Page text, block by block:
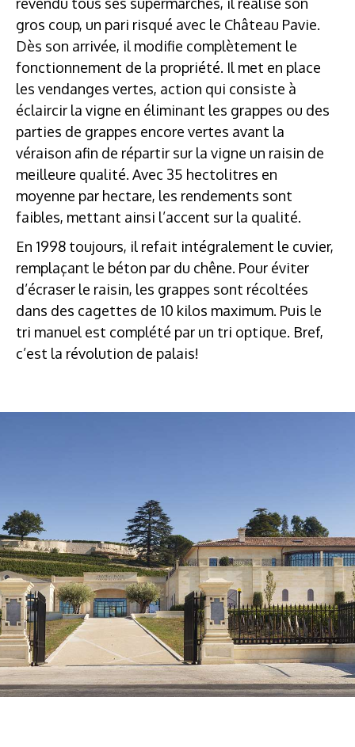
gros coup, un pari risqué avec le Château Pavie.
Dès son arrivée, il modifie complètement le
fonctionnement de la propriété. Il met en place
les vendanges vertes, action qui consiste à
éclaircir la vigne en éliminant les grappes ou des
parties de grappes encore vertes avant la
véraison afin de répartir sur la vigne un raisin de
meilleure qualité. Avec 35 hectolitres en
moyenne par hectare, les rendements sont
faibles, mettant ainsi l’accent sur la qualité.
En 1998 toujours, il refait intégralement le cuvier,
remplaçant le béton par du chêne. Pour éviter
d’écraser le raisin, les grappes sont récoltées
dans des cagettes de 10 kilos maximum. Puis le
tri manuel est complété par un tri optique. Bref,
c’est la révolution de palais!